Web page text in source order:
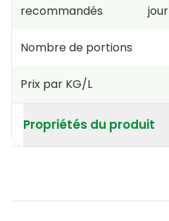
recommandés
jour
Nombre de portions
Prix par KG/L
Propriétés du produit